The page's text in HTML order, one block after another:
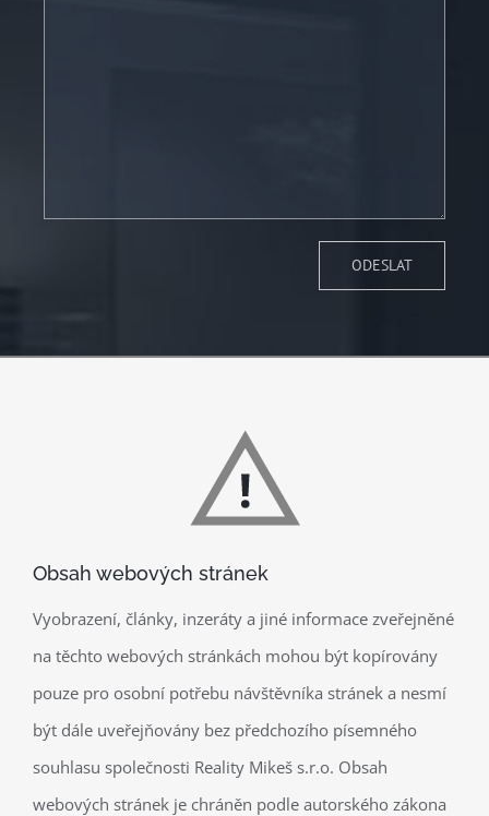
Obsah webových stránek
Vyobrazení, články, inzeráty a jiné informace zveřejněné
na těchto webových stránkách mohou být kopírovány
pouze pro osobní potřebu návštěvníka stránek a nesmí
být dále uveřejňovány bez předchozího písemného
souhlasu společnosti Reality Mikeš s.r.o. Obsah
webových stránek je chráněn podle autorského zákona